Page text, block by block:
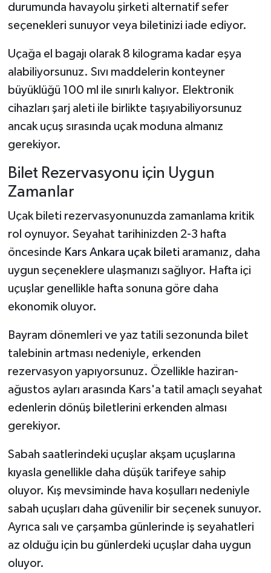
durumunda havayolu şirketi alternatif sefer
seçenekleri sunuyor veya biletinizi iade ediyor.
Uçağa el bagajı olarak 8 kilograma kadar eşya
alabiliyorsunuz. Sıvı maddelerin konteyner
büyüklüğü 100 ml ile sınırlı kalıyor. Elektronik
cihazları şarj aleti ile birlikte taşıyabiliyorsunuz
ancak uçuş sırasında uçak moduna almanız
gerekiyor.
Bilet Rezervasyonu için Uygun
Zamanlar
Uçak bileti rezervasyonunuzda zamanlama kritik
rol oynuyor. Seyahat tarihinizden 2-3 hafta
öncesinde Kars Ankara uçak bileti aramanız, daha
uygun seçeneklere ulaşmanızı sağlıyor. Hafta içi
uçuşlar genellikle hafta sonuna göre daha
ekonomik oluyor.
Bayram dönemleri ve yaz tatili sezonunda bilet
talebinin artması nedeniyle, erkenden
rezervasyon yapıyorsunuz. Özellikle haziran-
ağustos ayları arasında Kars'a tatil amaçlı seyahat
edenlerin dönüş biletlerini erkenden alması
gerekiyor.
Sabah saatlerindeki uçuşlar akşam uçuşlarına
kıyasla genellikle daha düşük tarifeye sahip
oluyor. Kış mevsiminde hava koşulları nedeniyle
sabah uçuşları daha güvenilir bir seçenek sunuyor.
Ayrıca salı ve çarşamba günlerinde iş seyahatleri
az olduğu için bu günlerdeki uçuşlar daha uygun
oluyor.